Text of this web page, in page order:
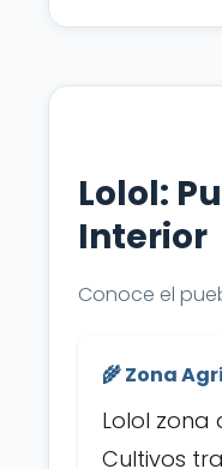
Lolol:
Interior
Conoce el
🌾 Zona
Lolol zona
Cultivos